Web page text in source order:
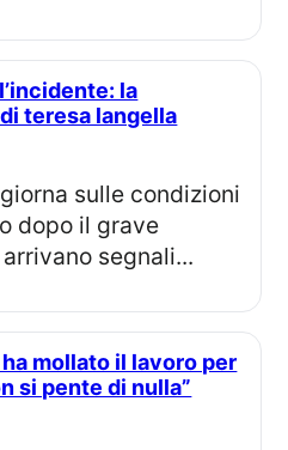
teresa langella
dopo il grave
segnali...
si pente di nulla”